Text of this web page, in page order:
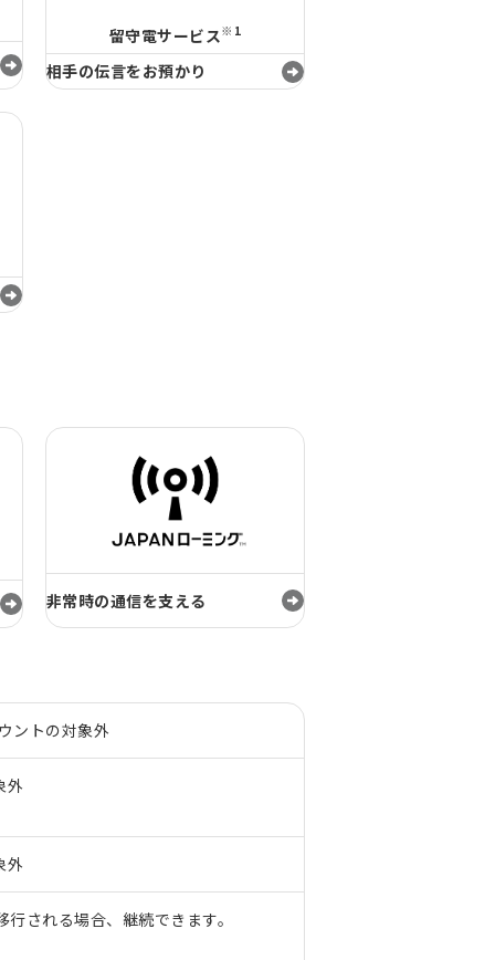
留守電サービス※1
相手の伝言をお預かり
非常時の通信を支える
ントの対象外
外
外
行される場合、継続できます。